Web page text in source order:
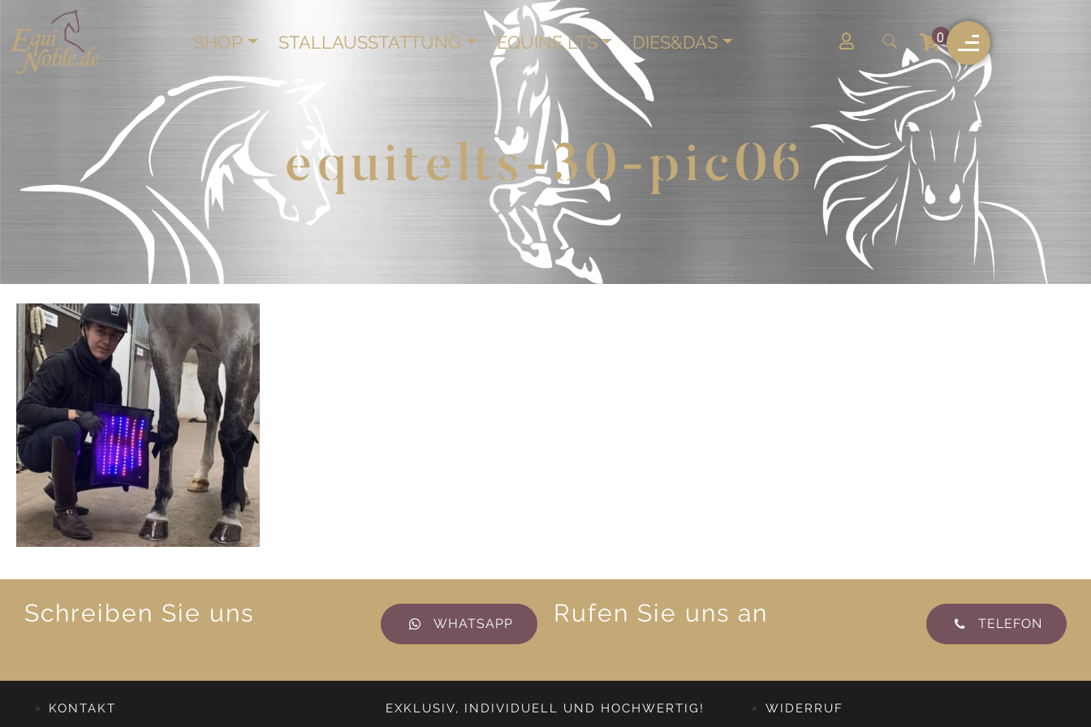
SHOP STALLAUSSTATTUNG EQUINE LTS DIES&DAS 0
equitelts-30-pic06
Schreiben Sie uns WHATSAPP Rufen Sie uns an TELEFON
KONTAKT EXKLUSIV, INDIVIDUELL UND HOCHWERTIG! WIDERRUF